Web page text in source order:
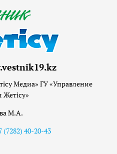
Медиа» ГУ «Управление
М.А.
(7282) 40-20-43